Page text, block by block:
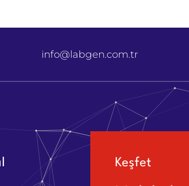
info@labgen.com.tr
Keşfet